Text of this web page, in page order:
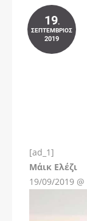
19.
ΣΕΠΤΈΜΒΡΙΟΣ
2019
[ad_1]
Μάικ Ελέζι
19/09/2019